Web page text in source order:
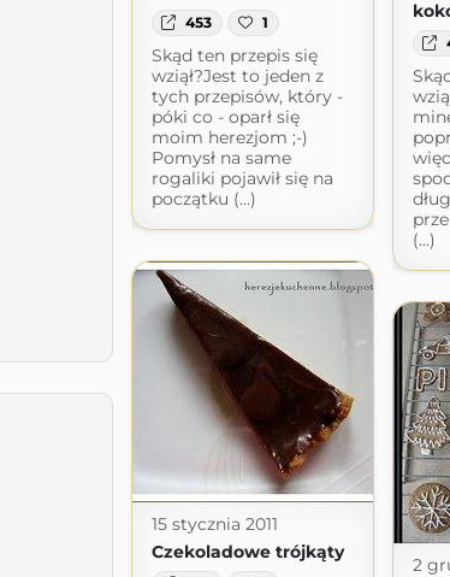
453 1
Skąd ten przepis się
wziął?Jest to jeden z
tych przepisów, który -
póki co - oparł się
moim herezjom ;-)
Pomysł na same
rogaliki pojawił się na
początku (...)
(...)
15 stycznia 2011
Czekoladowe trójkąty
2